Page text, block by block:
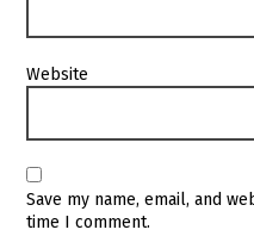
Website
Save my name, email, and
time I comment.